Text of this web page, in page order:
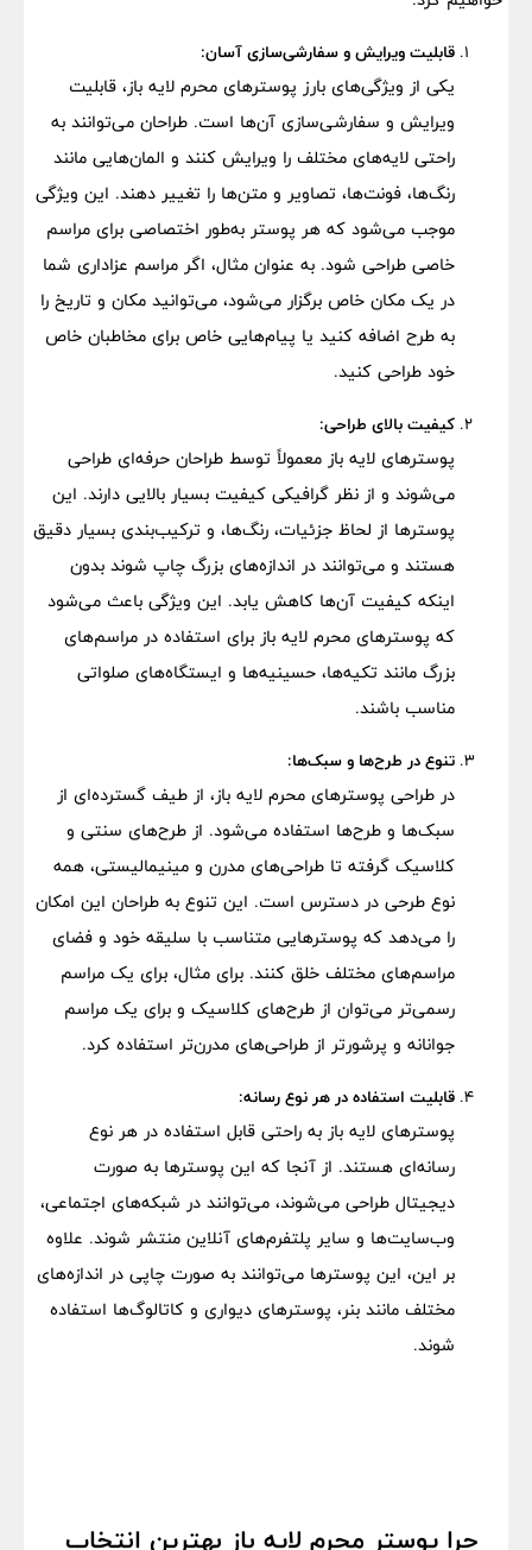
قابلیت ویرایش و سفارشی‌سازی آسان:
یکی از ویژگی‌های بارز پوسترهای محرم لایه باز، قابلیت
ویرایش و سفارشی‌سازی آن‌ها است. طراحان می‌توانند به
راحتی لایه‌های مختلف را ویرایش کنند و المان‌هایی مانند
رنگ‌ها، فونت‌ها، تصاویر و متن‌ها را تغییر دهند. این ویژگی
موجب می‌شود که هر پوستر به‌طور اختصاصی برای مراسم
خاصی طراحی شود. به عنوان مثال، اگر مراسم عزاداری شما
در یک مکان خاص برگزار می‌شود، می‌توانید مکان و تاریخ را
به طرح اضافه کنید یا پیام‌هایی خاص برای مخاطبان خاص
خود طراحی کنید.
کیفیت بالای طراحی:
پوسترهای لایه باز معمولاً توسط طراحان حرفه‌ای طراحی
می‌شوند و از نظر گرافیکی کیفیت بسیار بالایی دارند. این
پوسترها از لحاظ جزئیات، رنگ‌ها، و ترکیب‌بندی بسیار دقیق
هستند و می‌توانند در اندازه‌های بزرگ چاپ شوند بدون
اینکه کیفیت آن‌ها کاهش یابد. این ویژگی باعث می‌شود
که پوسترهای محرم لایه باز برای استفاده در مراسم‌های
بزرگ مانند تکیه‌ها، حسینیه‌ها و ایستگاه‌های صلواتی
مناسب باشند.
تنوع در طرح‌ها و سبک‌ها:
در طراحی پوسترهای محرم لایه باز، از طیف گسترده‌ای از
سبک‌ها و طرح‌ها استفاده می‌شود. از طرح‌های سنتی و
کلاسیک گرفته تا طراحی‌های مدرن و مینیمالیستی، همه
نوع طرحی در دسترس است. این تنوع به طراحان این امکان
را می‌دهد که پوسترهایی متناسب با سلیقه خود و فضای
مراسم‌های مختلف خلق کنند. برای مثال، برای یک مراسم
رسمی‌تر می‌توان از طرح‌های کلاسیک و برای یک مراسم
جوانانه و پرشورتر از طراحی‌های مدرن‌تر استفاده کرد.
قابلیت استفاده در هر نوع رسانه:
پوسترهای لایه باز به راحتی قابل استفاده در هر نوع
رسانه‌ای هستند. از آنجا که این پوسترها به صورت
دیجیتال طراحی می‌شوند، می‌توانند در شبکه‌های اجتماعی،
وب‌سایت‌ها و سایر پلتفرم‌های آنلاین منتشر شوند. علاوه
بر این، این پوسترها می‌توانند به صورت چاپی در اندازه‌های
مختلف مانند بنر، پوسترهای دیواری و کاتالوگ‌ها استفاده
شوند.
چرا پوستر محرم لایه باز بهترین انتخاب